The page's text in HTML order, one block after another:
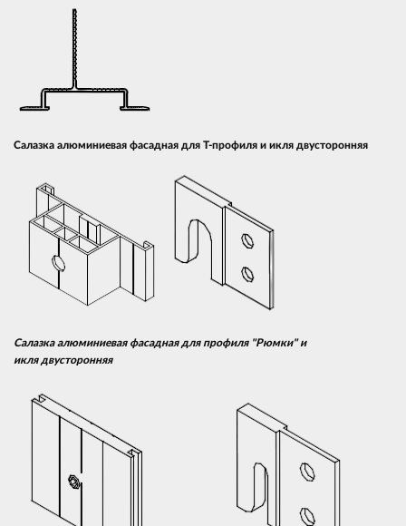
Салазка алюминиевая фасадная для Т-профиля и икля двусторонняя
Салазка алюминиевая фасадная для профиля "Рюмки" и
икля двусторонняя